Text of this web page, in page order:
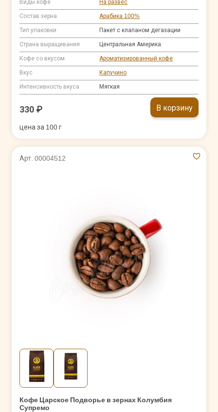
Виды кофе На развес
Состав зерна Арабика 100%
Тип упаковки Пакет с клапаном дегазации
Страна выращивания Центральная Америка
Кофе со вкусом Ароматизированный кофе
Вкус Капучино
Интенсивность вкуса Мягкая
330 ₽ В корзину
цена за 100 г
Арт. 00004512
Кофе Царское Подворье в зернах Колумбия
Супремо